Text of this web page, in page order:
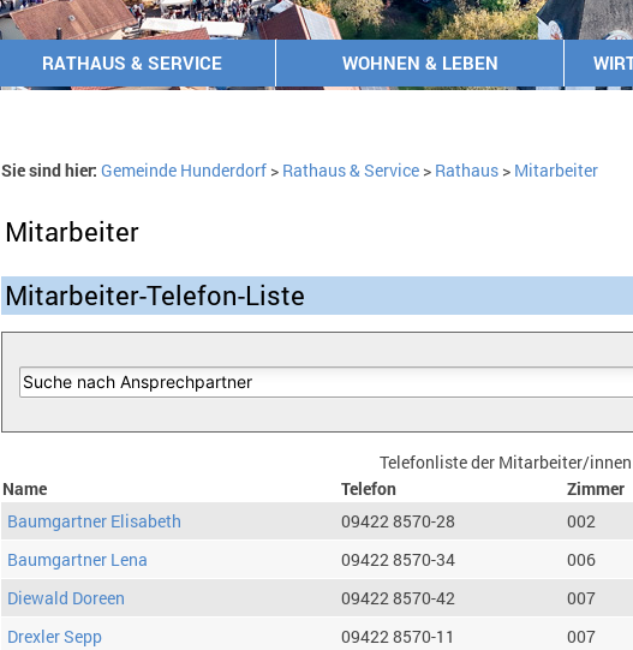
RATHAUS & SERVICE WOHNEN & LEBEN
Sie sind hier: Gemeinde Hunderdorf> Rathaus & Service> Rathaus> Mitarbeiter
Mitarbeiter
Mitarbeiter-Telefon-Liste
Telefonliste der Mitarbeiter/
Name
Telefon Zimmer
Baumgartner Elisabeth
09422 8570-28 002
Baumgartner Lena
09422 8570-34 006
Diewald Doreen
09422 8570-42 007
Drexler Sepp
09422 8570-11 007